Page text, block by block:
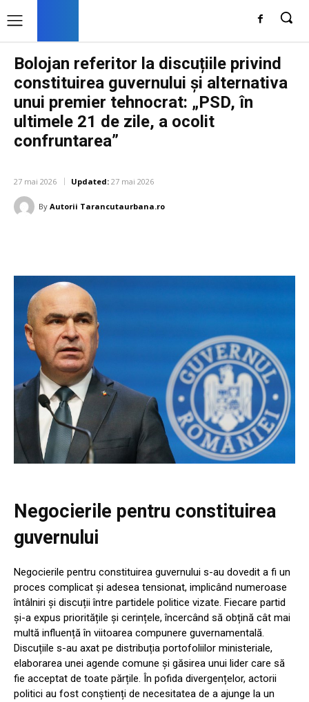
Bolojan referitor la discuțiile privind
constituirea guvernului și alternativa
unui premier tehnocrat: „PSD, în
ultimele 21 de zile, a ocolit
confruntarea”
27 mai 2026 Updated: 27 mai 2026
By Autorii Tarancutaurbana.ro
Negocierile pentru constituirea
guvernului
Negocierile pentru constituirea guvernului s-au dovedit a fi un
proces complicat și adesea tensionat, implicând numeroase
întâlniri și discuții între partidele politice vizate. Fiecare partid
și-a expus prioritățile și cerințele, încercând să obțină cât mai
multă influență în viitoarea compunere guvernamentală.
Discuțiile s-au axat pe distribuția portofoliilor ministeriale,
elaborarea unei agende comune și găsirea unui lider care să
fie acceptat de toate părțile. În pofida divergențelor, actorii
politici au fost conștienți de necesitatea de a ajunge la un